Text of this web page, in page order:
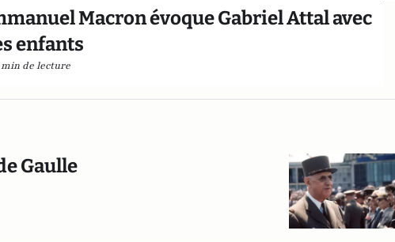
Macron évoque Gabriel Attal avec
enfants
min de lecture
Gaulle